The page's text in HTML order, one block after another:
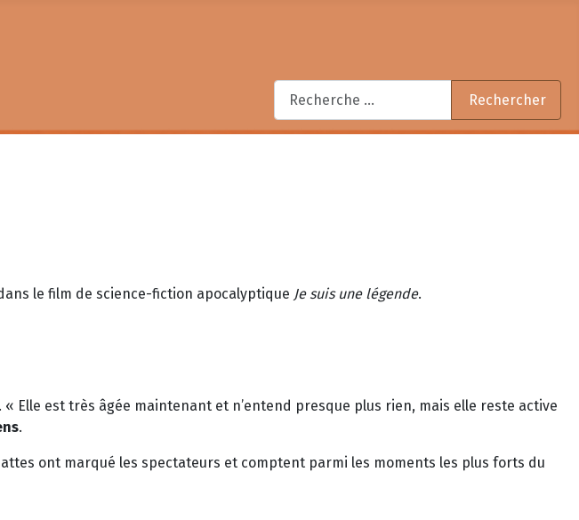
Rechercher
Rechercher
le film de science-fiction apocalyptique Je suis une légende.
Elle est très âgée maintenant et n’entend presque plus rien, mais elle reste active
.
ont marqué les spectateurs et comptent parmi les moments les plus forts du